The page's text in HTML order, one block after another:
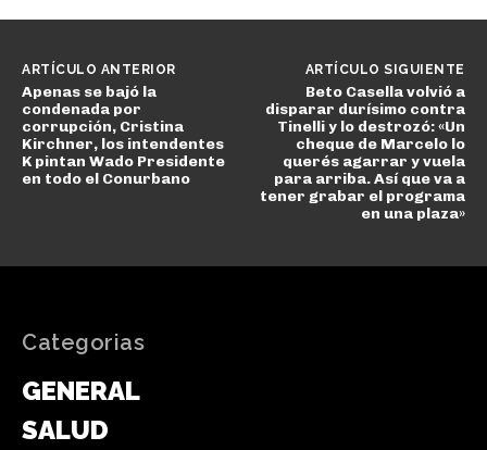
ARTÍCULO ANTERIOR
Apenas se bajó la
condenada por
corrupción, Cristina
Kirchner, los intendentes
K pintan Wado Presidente
en todo el Conurbano
ARTÍCULO SIGUIENTE
Beto Casella volvió a
disparar durísimo contra
Tinelli y lo destrozó: «Un
cheque de Marcelo lo
querés agarrar y vuela
para arriba. Así que va a
tener grabar el programa
en una plaza»
Categorias
GENERAL
SALUD